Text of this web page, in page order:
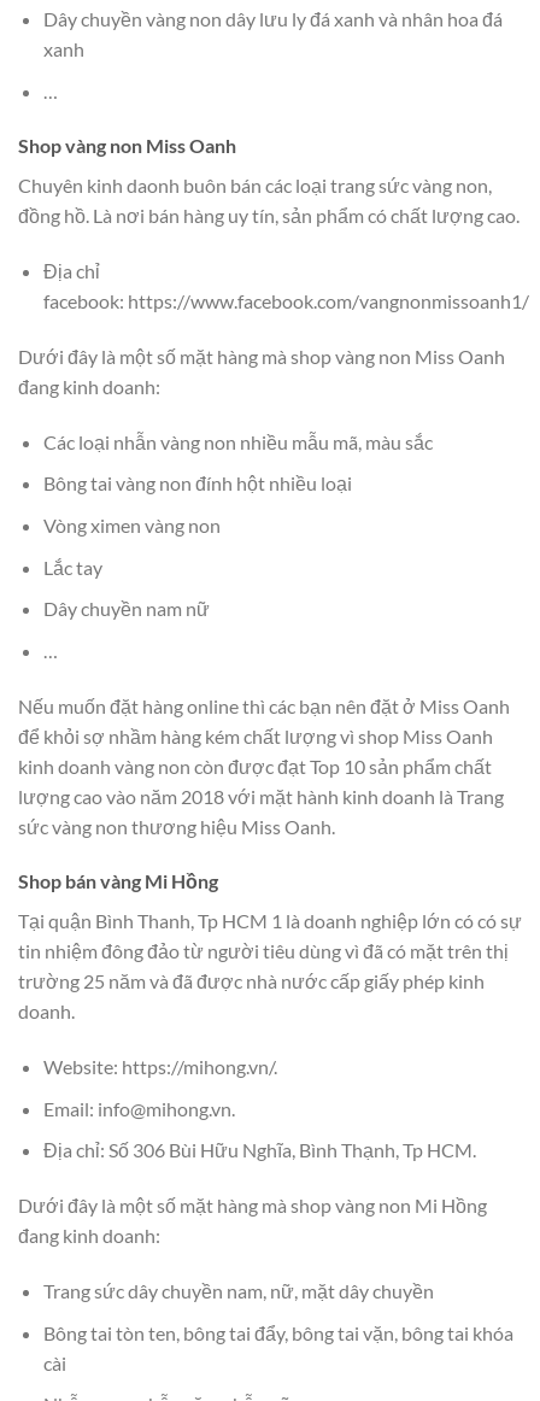
Dây chuyền vàng non dây lưu ly đá xanh và nhân hoa đá
xanh
Shop vàng non Miss Oanh
Chuyên kinh daonh buôn bán các loại trang sức vàng non,
đồng hồ. Là nơi bán hàng uy tín, sản phẩm có chất lượng cao.
Địa chỉ
facebook: https://www.facebook.com/vangnonmissoanh1/
Dưới đây là một số mặt hàng mà shop vàng non Miss Oanh
đang kinh doanh:
Các loại nhẫn vàng non nhiều mẫu mã, màu sắc
Bông tai vàng non đính hột nhiều loại
Vòng ximen vàng non
Lắc tay
Dây chuyền nam nữ
…
Nếu muốn đặt hàng online thì các bạn nên đặt ở Miss Oanh
để khỏi sợ nhầm hàng kém chất lượng vì shop Miss Oanh
kinh doanh vàng non còn được đạt Top 10 sản phẩm chất
lượng cao vào năm 2018 với mặt hành kinh doanh là Trang
sức vàng non thương hiệu Miss Oanh.
Shop bán vàng Mi Hồng
Tại quận Bình Thanh, Tp HCM 1 là doanh nghiệp lớn có có sự
tin nhiệm đông đảo từ người tiêu dùng vì đã có mặt trên thị
trường 25 năm và đã được nhà nước cấp giấy phép kinh
doanh.
Website: https://mihong.vn/.
Email: info@mihong.vn.
Địa chỉ: Số 306 Bùi Hữu Nghĩa, Bình Thạnh, Tp HCM.
Dưới đây là một số mặt hàng mà shop vàng non Mi Hồng
đang kinh doanh:
Trang sức dây chuyền nam, nữ, mặt dây chuyền
Bông tai tòn ten, bông tai đẩy, bông tai vặn, bông tai khóa
cài